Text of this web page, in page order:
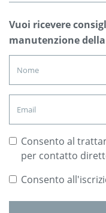
Vuoi ricevere
manutenzione
Consento al
per contatto
Consento